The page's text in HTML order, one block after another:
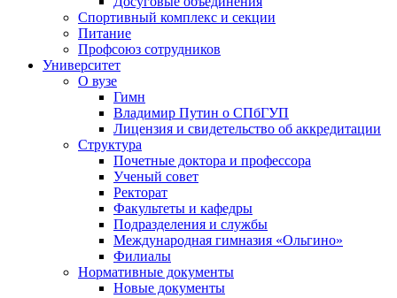
Спортивный комплекс и секции
Питание
Профсоюз сотрудников
Университет
О вузе
Гимн
Владимир Путин о СПбГУП
Лицензия и свидетельство об аккредитации
Структура
Почетные доктора и профессора
Ученый совет
Ректорат
Факультеты и кафедры
Подразделения и службы
Международная гимназия «Ольгино»
Филиалы
Нормативные документы
Новые документы